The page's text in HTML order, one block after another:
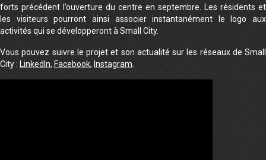
forts précédent l’ouverture du centre en septembre. Les résidents et
les visiteurs pourront ainsi associer instantanément le logo aux
activités qui se développeront à Small City.
Vous pouvez suivre le projet et son actualité sur les réseaux de Small
City : LinkedIn, Facebook, Instagram